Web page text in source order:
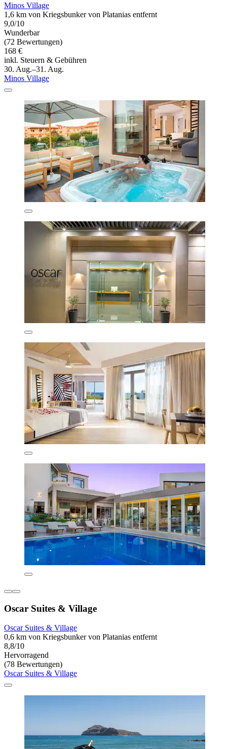
Minos Village
1,6 km von Kriegsbunker von Platanias entfernt
9,0/10
Wunderbar
(72 Bewertungen)
168 €
inkl. Steuern & Gebühren
30. Aug.–31. Aug.
Minos Village
Oscar Suites & Village
Oscar Suites & Village
0,6 km von Kriegsbunker von Platanias entfernt
8,8/10
Hervorragend
(78 Bewertungen)
Oscar Suites & Village